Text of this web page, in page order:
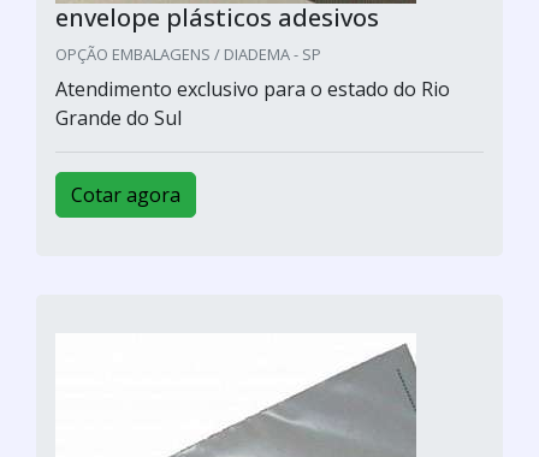
envelope plásticos adesivos
OPÇÃO EMBALAGENS / DIADEMA - SP
Atendimento exclusivo para o estado do Rio
Grande do Sul
Cotar agora